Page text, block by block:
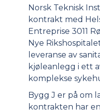
Norsk Teknisk
kontrakt med
Entreprise 3011
Nye
leveranse av
kjøleanlegg i ett
komplekse
Bygg J er på om
kontrakten har